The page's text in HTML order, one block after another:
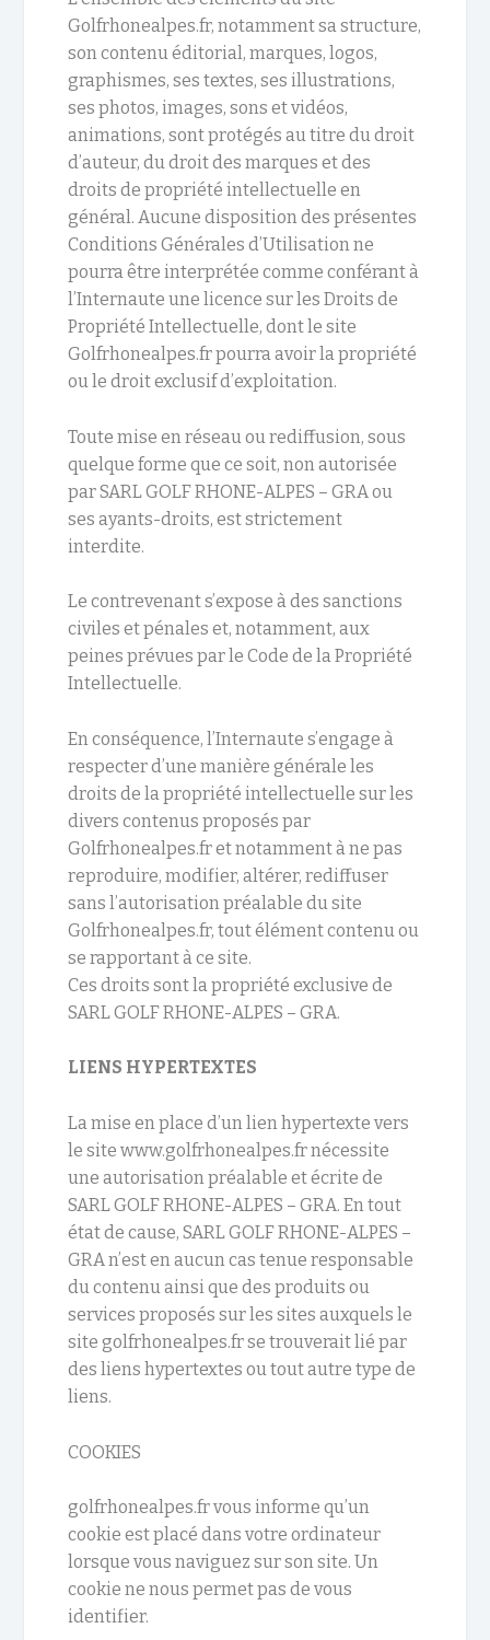
Golfrhonealpes.fr, notamment sa structure,
son contenu éditorial, marques, logos,
graphismes, ses textes, ses illustrations,
ses photos, images, sons et vidéos,
animations, sont protégés au titre du droit
d’auteur, du droit des marques et des
droits de propriété intellectuelle en
général. Aucune disposition des présentes
Conditions Générales d’Utilisation ne
pourra être interprétée comme conférant à
l’Internaute une licence sur les Droits de
Propriété Intellectuelle, dont le site
Golfrhonealpes.fr pourra avoir la propriété
ou le droit exclusif d’exploitation.
Toute mise en réseau ou rediffusion, sous
quelque forme que ce soit, non autorisée
par SARL GOLF RHONE-ALPES – GRA ou
ses ayants-droits, est strictement
interdite.
Le contrevenant s’expose à des sanctions
civiles et pénales et, notamment, aux
peines prévues par le Code de la Propriété
Intellectuelle.
En conséquence, l’Internaute s’engage à
respecter d’une manière générale les
droits de la propriété intellectuelle sur les
divers contenus proposés par
Golfrhonealpes.fr et notamment à ne pas
reproduire, modifier, altérer, rediffuser
sans l’autorisation préalable du site
Golfrhonealpes.fr, tout élément contenu ou
se rapportant à ce site.
Ces droits sont la propriété exclusive de
SARL GOLF RHONE-ALPES – GRA.
LIENS HYPERTEXTES
La mise en place d’un lien hypertexte vers
le site www.golfrhonealpes.fr nécessite
une autorisation préalable et écrite de
SARL GOLF RHONE-ALPES – GRA. En tout
état de cause, SARL GOLF RHONE-ALPES –
GRA n’est en aucun cas tenue responsable
du contenu ainsi que des produits ou
services proposés sur les sites auxquels le
site golfrhonealpes.fr se trouverait lié par
des liens hypertextes ou tout autre type de
liens.
COOKIES
golfrhonealpes.fr vous informe qu’un
cookie est placé dans votre ordinateur
lorsque vous naviguez sur son site. Un
cookie ne nous permet pas de vous
identifier.